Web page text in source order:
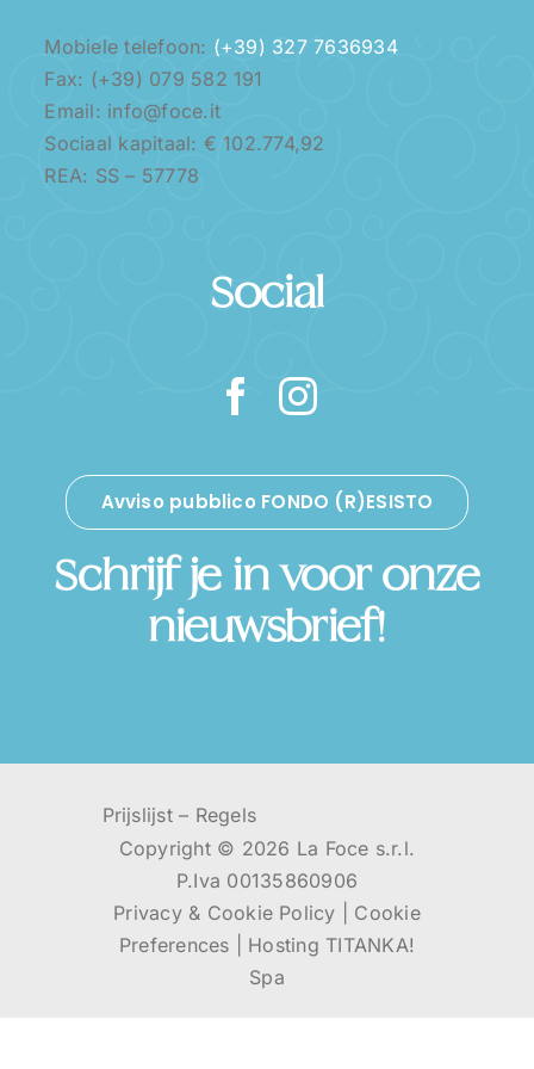
Mobiele telefoon: (+39) 327 7636934
Fax: (+39) 079 582 191
Email: info@foce.it
Sociaal kapitaal: € 102.774,92
REA: SS – 57778
Social
Avviso pubblico FONDO (R)ESISTO
Schrijf je in voor onze
nieuwsbrief!
Prijslijst– Regels
Copyright © 2026 La Foce s.r.l.
P.Iva 00135860906
Privacy & Cookie Policy
Cookie
Preferences
Hosting TITANKA!
Spa